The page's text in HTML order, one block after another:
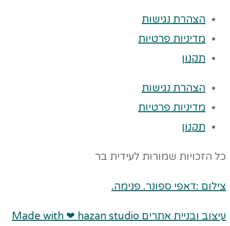
הצהרת נגישות
מדיניות פרטיות
תקנון
הצהרת נגישות
מדיניות פרטיות
תקנון
כל הזכויות שמורות לעידית בר
צילום :דאפי ספונר. פנימה.
עיצוב ובניית אתרים Made with ❤ hazan studio